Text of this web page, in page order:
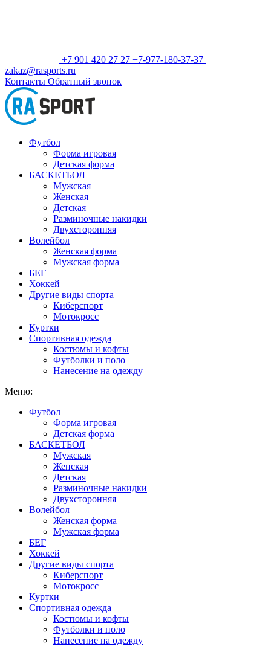
+7 901 420 27 27 +7-977-180-37-37
zakaz@rasports.ru
Контакты Обратный звонок
Футбол
Форма игровая
Детская форма
БАСКЕТБОЛ
Мужская
Женская
Детская
Разминочные накидки
Двухсторонняя
Волейбол
Женская форма
Мужская форма
БЕГ
Хоккей
Другие виды спорта
Киберспорт
Мотокросс
Куртки
Спортивная одежда
Костюмы и кофты
Футболки и поло
Нанесение на одежду
Меню:
Футбол
Форма игровая
Детская форма
БАСКЕТБОЛ
Мужская
Женская
Детская
Разминочные накидки
Двухсторонняя
Волейбол
Женская форма
Мужская форма
БЕГ
Хоккей
Другие виды спорта
Киберспорт
Мотокросс
Куртки
Спортивная одежда
Костюмы и кофты
Футболки и поло
Нанесение на одежду